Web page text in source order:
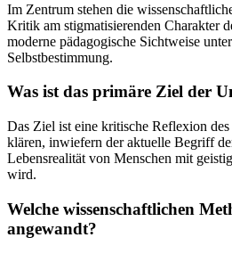
Im Zentrum stehen die
Kritik am stigmatisierenden Charakter
moderne pädagogische Sichtweise
Selbstbestimmung.
Was ist das primäre Ziel der
Das Ziel ist eine kritische Reflexion
klären, inwiefern der aktuelle Begriff
Lebensrealität von Menschen mit
wird.
Welche wissenschaftlichen
angewandt?